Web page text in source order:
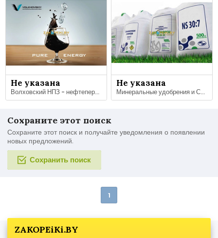
Не указана
Волховский НПЗ - нефтеперерабатывающий завод
Не указана
Минеральные удобрения и СЗР оптом
Сохраните этот поиск
Сохраните этот поиск и получайте уведомления о появлении
новых предложений.
Сохранить поиск
1
ZAKOPEiKi.BY